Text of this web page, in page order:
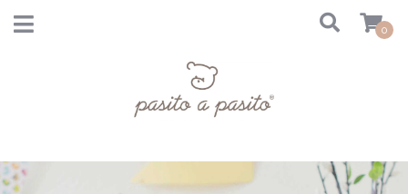
0